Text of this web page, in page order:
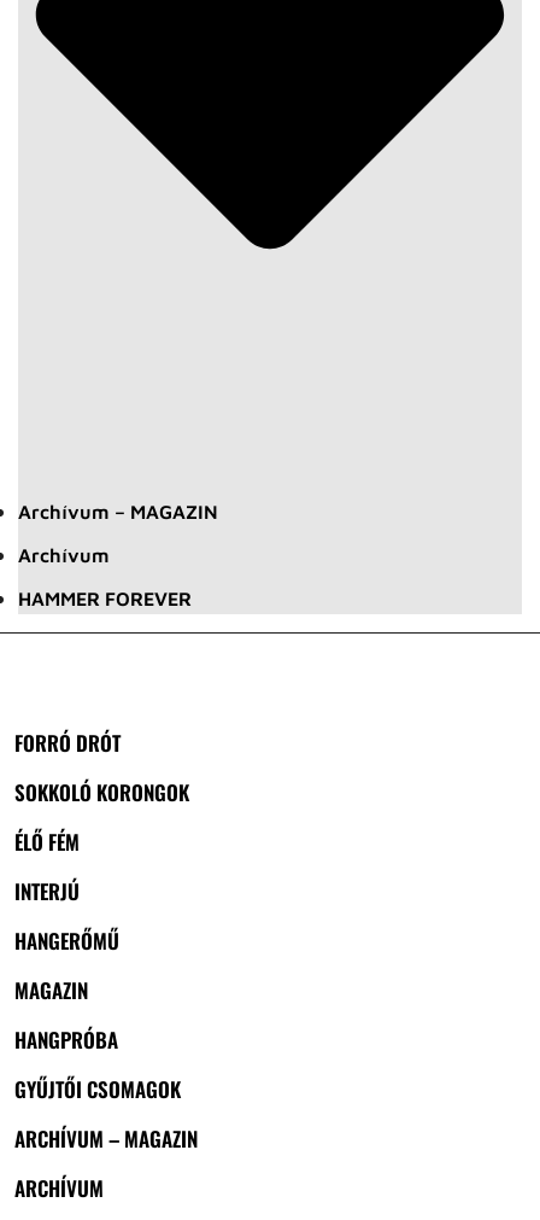
Archívum – MAGAZIN
Archívum
HAMMER FOREVER
FORRÓ DRÓT
SOKKOLÓ KORONGOK
ÉLŐ FÉM
INTERJÚ
HANGERŐMŰ
MAGAZIN
HANGPRÓBA
GYŰJTŐI CSOMAGOK
ARCHÍVUM – MAGAZIN
ARCHÍVUM